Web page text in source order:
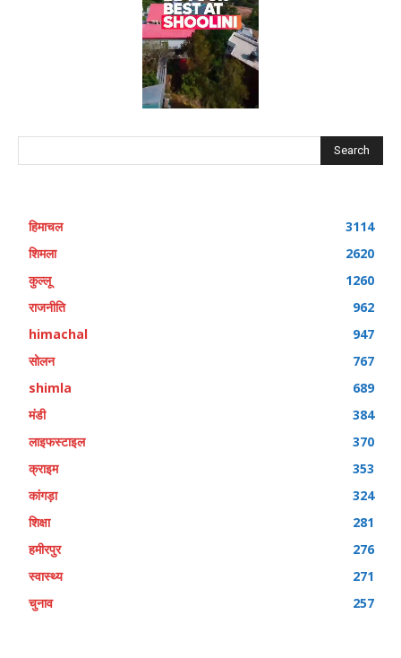
Search
हिमाचल
3114
शिमला
2620
कुल्लू
1260
राजनीति
962
himachal
947
सोलन
767
shimla
689
मंडी
384
लाइफस्टाइल
370
क्राइम
353
कांगड़ा
324
शिक्षा
281
हमीरपुर
276
स्वास्थ्य
271
चुनाव
257